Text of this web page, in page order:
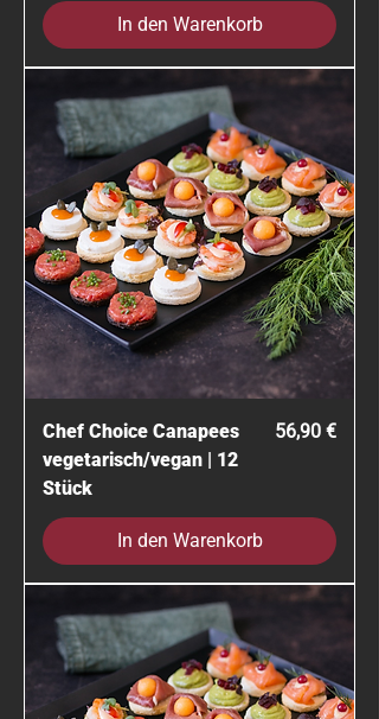
In den Warenkorb
Chef Choice Canapees
vegetarisch/vegan | 12
Stück
Preis
56,90 €
In den Warenkorb